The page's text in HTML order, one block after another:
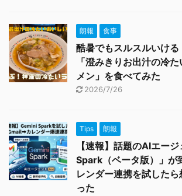
朗報 食事
酷暑でもスルスルいけ
「澄みきりお出汁の冷
メン」を食べてみた
2026/7/26
Tips 朗報
【速報】話題のAIエー
Spark（ベータ版）」が
レンダー連携を試した
った